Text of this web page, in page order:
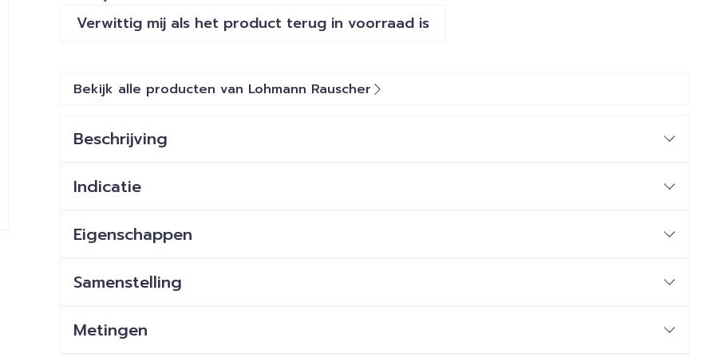
Verwittig mij als het product terug in voorraad is
Bekijk alle producten van Lohmann Rauscher
Beschrijving
Indicatie
bescherming tegen vuil en vocht
Eigenschappen
slijtvast
een hoog omsluitende hielkap
kruislings traploos verstelbare klittenbandsluiting
Samenstelling
bindingen: 100% polyamide
Metingen